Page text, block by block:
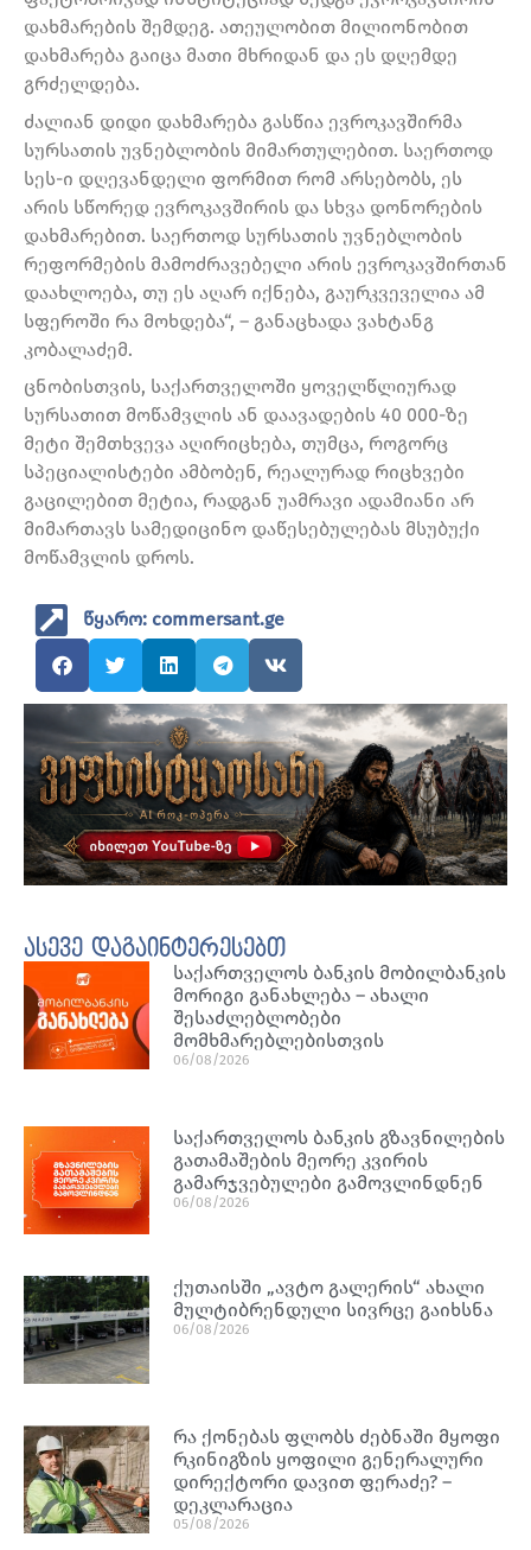
დახმარების შემდეგ. ათეულობით მილიონობით
დახმარება გაიცა მათი მხრიდან და ეს დღემდე
გრძელდება.
ძალიან დიდი დახმარება გასწია ევროკავშირმა
სურსათის უვნებლობის მიმართულებით. საერთოდ
სეს-ი დღევანდელი ფორმით რომ არსებობს, ეს
არის სწორედ ევროკავშირის და სხვა დონორების
დახმარებით. საერთოდ სურსათის უვნებლობის
რეფორმების მამოძრავებელი არის ევროკავშირთან
დაახლოება, თუ ეს აღარ იქნება, გაურკვეველია ამ
სფეროში რა მოხდება“, – განაცხადა ვახტანგ
კობალაძემ.
ცნობისთვის, საქართველოში ყოველწლიურად
სურსათით მოწამვლის ან დაავადების 40 000-ზე
მეტი შემთხვევა აღირიცხება, თუმცა, როგორც
სპეციალისტები ამბობენ, რეალურად რიცხვები
გაცილებით მეტია, რადგან უამრავი ადამიანი არ
მიმართავს სამედიცინო დაწესებულებას მსუბუქი
მოწამვლის დროს.
წყარო: commersant.ge
ასევე დაგაინტერესებთ
საქართველოს ბანკის მობილბანკის
მორიგი განახლება – ახალი
შესაძლებლობები
მომხმარებლებისთვის
06/08/2026
საქართველოს ბანკის გზავნილების
გათამაშების მეორე კვირის
გამარჯვებულები გამოვლინდნენ
06/08/2026
ქუთაისში „ავტო გალერის“ ახალი
მულტიბრენდული სივრცე გაიხსნა
06/08/2026
რა ქონებას ფლობს ძებნაში მყოფი
რკინიგზის ყოფილი გენერალური
დირექტორი დავით ფერაძე? –
დეკლარაცია
05/08/2026